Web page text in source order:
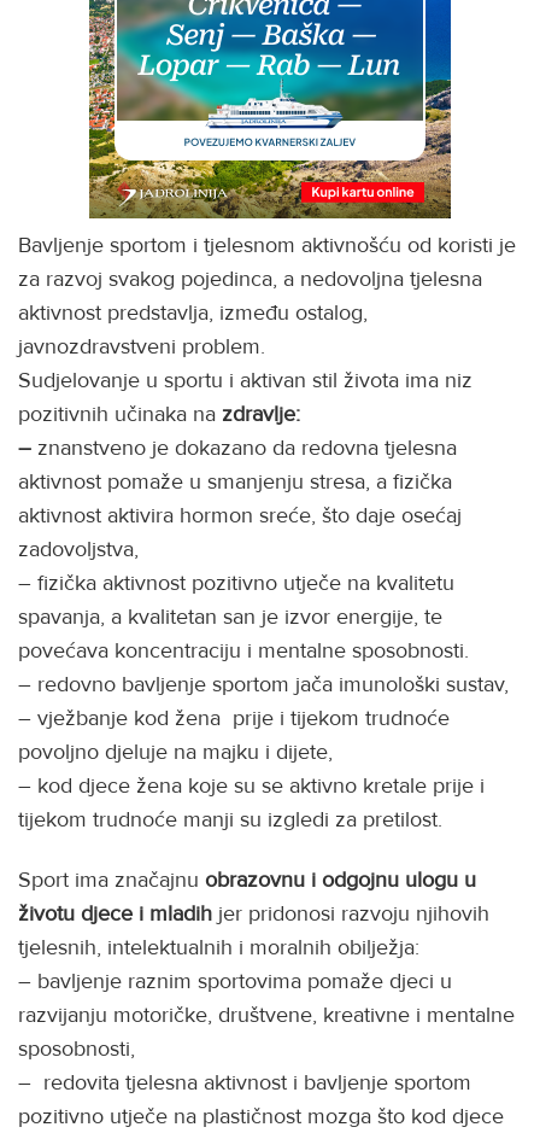
Bavljenje sportom i tjelesnom aktivnošću od koristi je
za razvoj svakog pojedinca, a nedovoljna tjelesna
aktivnost predstavlja, između ostalog,
javnozdravstveni problem.
Sudjelovanje u sportu i aktivan stil života ima niz
pozitivnih učinaka na zdravlje:
– znanstveno je dokazano da redovna tjelesna
aktivnost pomaže u smanjenju stresa, a fizička
aktivnost aktivira hormon sreće, što daje osećaj
zadovoljstva,
– fizička aktivnost pozitivno utječe na kvalitetu
spavanja, a kvalitetan san je izvor energije, te
povećava koncentraciju i mentalne sposobnosti.
– redovno bavljenje sportom jača imunološki sustav,
– vježbanje kod žena prije i tijekom trudnoće
povoljno djeluje na majku i dijete,
– kod djece žena koje su se aktivno kretale prije i
tijekom trudnoće manji su izgledi za pretilost.
Sport ima značajnu obrazovnu i odgojnu ulogu u
životu djece i mladih jer pridonosi razvoju njihovih
tjelesnih, intelektualnih i moralnih obilježja:
– bavljenje raznim sportovima pomaže djeci u
razvijanju motoričke, društvene, kreativne i mentalne
sposobnosti,
– redovita tjelesna aktivnost i bavljenje sportom
pozitivno utječe na plastičnost mozga što kod djece